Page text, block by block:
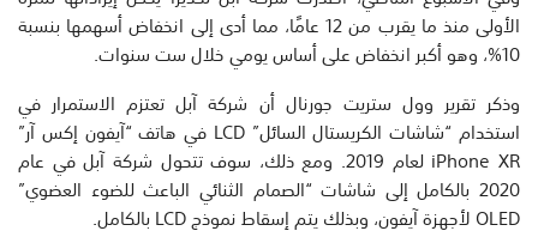
الأولى منذ ما يقرب من 12 عامًا، مما أدى إلى انخفاض أسهمها بنسبة
10%، وهو أكبر انخفاض على أساس يومي خلال ست سنوات.
وذكر تقرير وول ستريت جورنال أن شركة آبل تعتزم الاستمرار في
استخدام “شاشات الكريستال السائل” LCD في هاتف “آيفون إكس آر”
iPhone XR لعام 2019. ومع ذلك، سوف تتحول شركة آبل في عام
2020 بالكامل إلى شاشات “الصمام الثنائي الباعث للضوء العضوي”
OLED لأجهزة آيفون، وبذلك يتم إسقاط نموذج LCD بالكامل.